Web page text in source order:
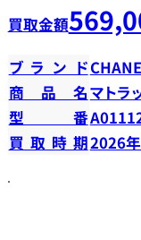
買取金額
ブランド
商品名マトラ
型番
買取時期2026